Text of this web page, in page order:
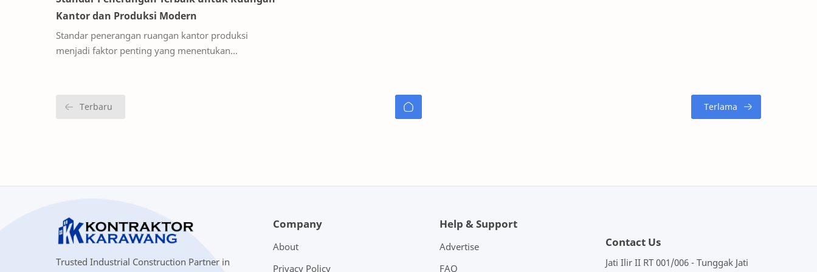
Kantor dan Produksi Modern
Standar penerangan ruangan kantor produksi
menjadi faktor penting yang menentukan
Trusted Industrial Construction Partner in
Company
About
Privacy Policy
Help & Support
Advertise
FAQ
Contact Us
Jati Ilir II RT 001/006 - Tunggak Jati